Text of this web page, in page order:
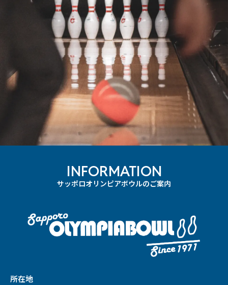
INFORMATION
サッポロオリンピアボウルのご案内
所在地